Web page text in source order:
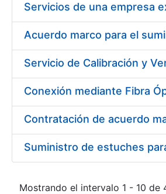
Mostrando el intervalo 1 - 10 de